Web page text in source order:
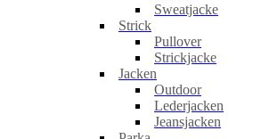
Sweatjacke
Strick
Pullover
Strickjacke
Jacken
Outdoor
Lederjacken
Jeansjacken